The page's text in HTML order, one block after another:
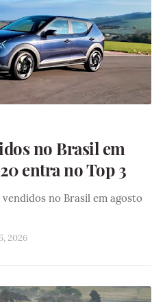
no Brasil em
entra no Top 3
no Brasil em agosto
2026